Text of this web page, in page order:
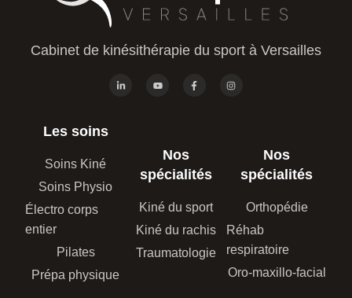
Cabinet de kinésithérapie du sport à Versailles
Les soins
Soins Kiné
Soins Physio
Électro corps
entier
Pilates
Prépa physique
Nos
spécialités
Kiné du sport
Kiné du rachis
Traumatologie
Nos
spécialités
Orthopédie
Réhab
respiratoire
Oro-maxillo-facial